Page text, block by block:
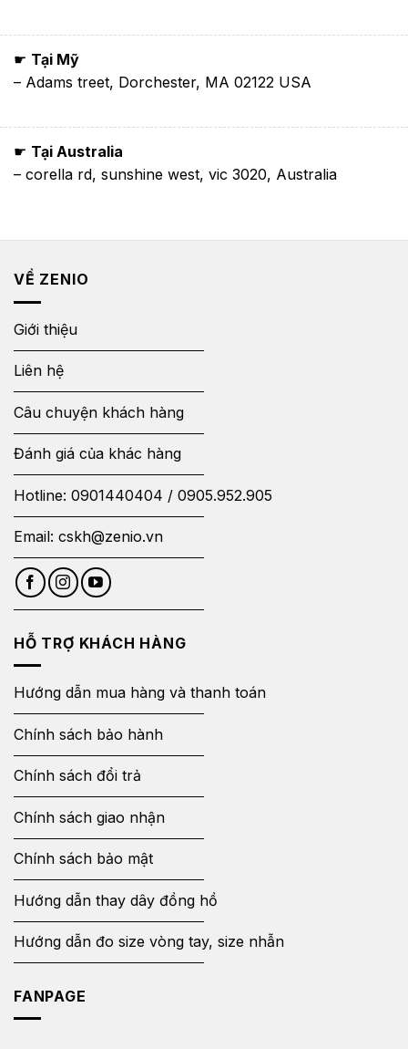
☛ Tại Mỹ
– Adams treet, Dorchester, MA 02122 USA
☛ Tại Australia
– corella rd, sunshine west, vic 3020, Australia
VỀ ZENIO
Giới thiệu
Liên hệ
Câu chuyện khách hàng
Đánh giá của khác hàng
Hotline: 0901440404 / 0905.952.905
Email: cskh@zenio.vn
HỖ TRỢ KHÁCH HÀNG
Hướng dẫn mua hàng và thanh toán
Chính sách bảo hành
Chính sách đổi trả
Chính sách giao nhận
Chính sách bảo mật
Hướng dẫn thay dây đồng hồ
Hướng dẫn đo size vòng tay, size nhẫn
FANPAGE